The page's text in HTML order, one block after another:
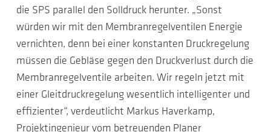
die SPS parallel den Solldruck herunter. „Sonst
würden wir mit den Membranregelventilen Energie
vernichten, denn bei einer konstanten Druckregelung
müssen die Gebläse gegen den Druckverlust durch die
Membranregelventile arbeiten. Wir regeln jetzt mit
einer Gleitdruckregelung wesentlich intelligenter und
effizienter“, verdeutlicht Markus Haverkamp,
Projektingenieur vom betreuenden Planer